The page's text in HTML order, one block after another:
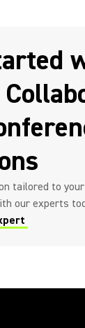
tailored to
our experts